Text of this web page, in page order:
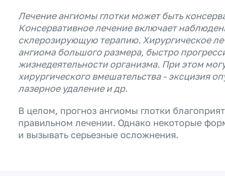
Лечение ангиомы глотки может быть
Консервативное лечение включает
склерозирующую терапию. Хирургическое
ангиома большого размера, быстро
жизнедеятельности организма. При этом
хирургического вмешательства - эксцизия
лазерное удаление и др.
В целом, прогноз ангиомы глотки
правильном лечении. Однако некоторые
и вызывать серьезные осложнения.